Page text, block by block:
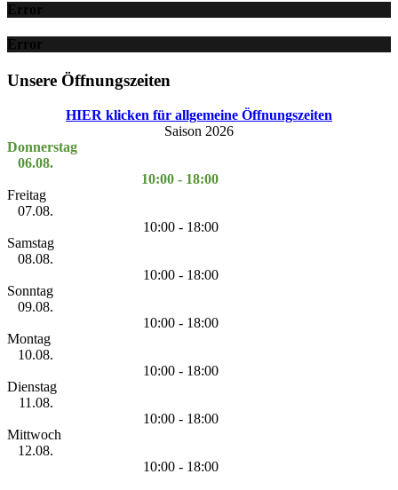
Error
Error
Unsere Öffnungszeiten
HIER klicken für allgemeine Öffnungszeiten
Saison 2026
Donnerstag
06.08.
10:00 - 18:00
Freitag
07.08.
10:00 - 18:00
Samstag
08.08.
10:00 - 18:00
Sonntag
09.08.
10:00 - 18:00
Montag
10.08.
10:00 - 18:00
Dienstag
11.08.
10:00 - 18:00
Mittwoch
12.08.
10:00 - 18:00